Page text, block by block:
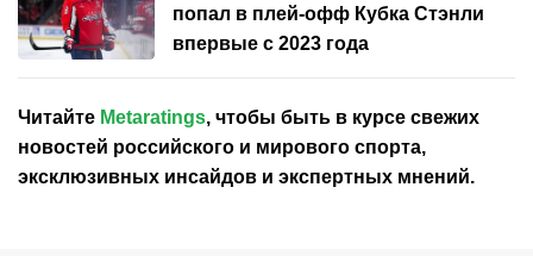
попал в плей-офф Кубка Стэнли
впервые с 2023 года
Читайте Metaratings, чтобы быть в курсе свежих
новостей российского и мирового спорта,
эксклюзивных инсайдов и экспертных мнений.